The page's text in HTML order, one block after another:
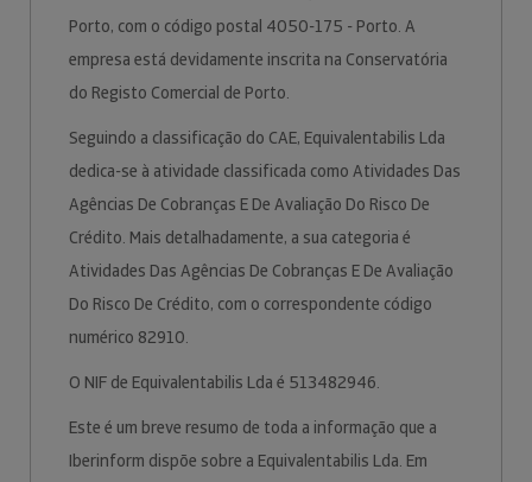
Porto, com o código postal 4050-175 - Porto. A
empresa está devidamente inscrita na Conservatória
do Registo Comercial de Porto.
Seguindo a classificação do CAE, Equivalentabilis Lda
dedica-se à atividade classificada como Atividades Das
Agências De Cobranças E De Avaliação Do Risco De
Crédito. Mais detalhadamente, a sua categoria é
Atividades Das Agências De Cobranças E De Avaliação
Do Risco De Crédito, com o correspondente código
numérico 82910.
O NIF de Equivalentabilis Lda é 513482946.
Este é um breve resumo de toda a informação que a
Iberinform dispõe sobre a Equivalentabilis Lda. Em